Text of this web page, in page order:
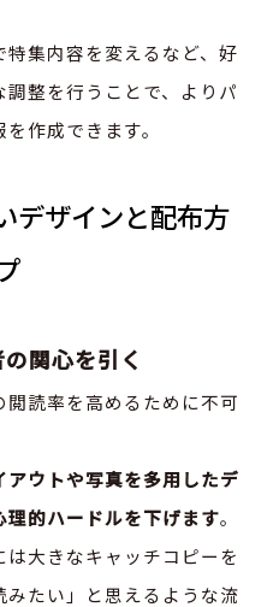
集内容を変えるなど、好
整を行うことで、よりパ
作成できます。
デザインと配布方
関心を引く
読率を高めるために不可
ウトや写真を多用したデ
的ハードルを下げます。
大きなキャッチコピーを
たい」と思えるような流